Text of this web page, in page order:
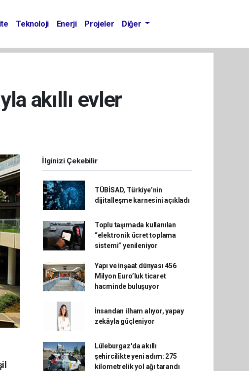
Teknoloji Enerji Projeler Diğer
akıllı evler
İlginizi Çekebilir
TÜBİSAD, Türkiye’nin
dijitalleşme karnesini açıkladı
Toplu taşımada kullanılan
“elektronik ücret toplama
sistemi” yenileniyor
Yapı ve inşaat dünyası 456
Milyon Euro’luk ticaret
hacminde buluşuyor
İnsandan ilham alıyor, yapay
zekâyla güçleniyor
Lüleburgaz'da akıllı
şehircilikte yeni adım: 275
kilometrelik yol ağı tarandı